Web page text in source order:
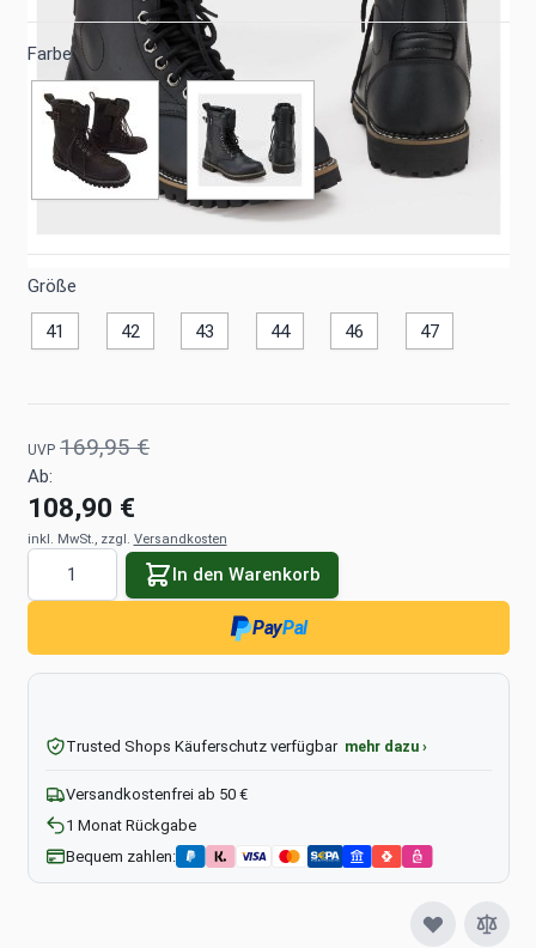
Farbe
Größe
41 42 43 44 46 47
UVP 169,95 €
Ab:
108,90 €
inkl. MwSt., zzgl. Versandkosten
In den Warenkorb
PayPal
Trusted Shops Käuferschutz verfügbar mehr dazu ›
Versandkostenfrei ab 50 €
1 Monat Rückgabe
Bequem zahlen: